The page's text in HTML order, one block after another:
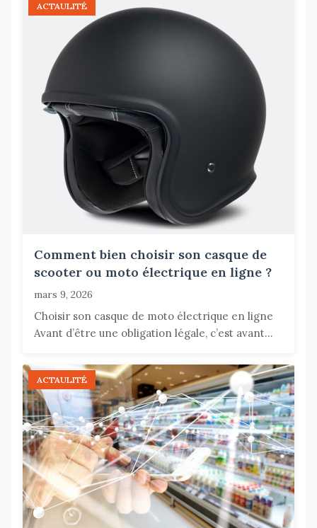
ACTAULITÉ
Comment bien choisir son casque de
scooter ou moto électrique en ligne ?
mars 9, 2026
Choisir son casque de moto électrique en ligne
Avant d’être une obligation légale, c’est avant...
ACTAULITÉ